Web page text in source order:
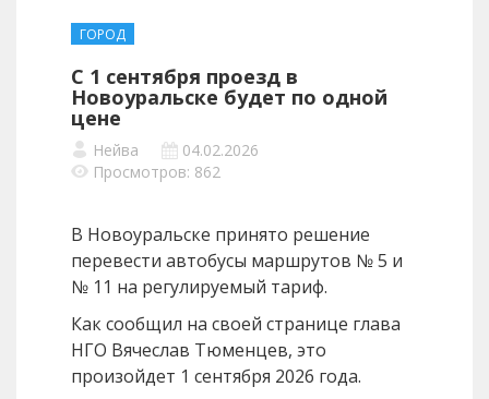
ГОРОД
С 1 сентября проезд в
Новоуральске будет по одной
цене
Нейва
04.02.2026
Просмотров: 862
В Новоуральске принято решение
перевести автобусы маршрутов № 5 и
№ 11 на регулируемый тариф.
Как сообщил на своей странице глава
НГО Вячеслав Тюменцев, это
произойдет 1 сентября 2026 года.